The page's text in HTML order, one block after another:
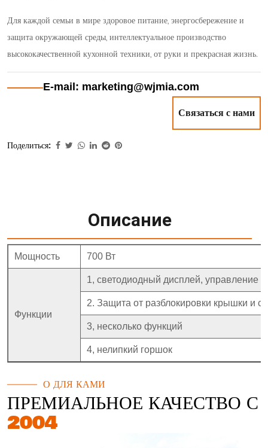
Для каждой семьи в мире здоровое питание, энергосбережение и
защита окружающей среды, интеллектуальное производство
высококачественной кухонной техники, от руки и прекрасная жизнь.
E-mail: marketing@wjmia.com
Связаться с нами
Поделиться:
Описание
Мощность 700 Вт
Функции
1, светодиодный дисплей, управление
2. Защита от разблокировки крышки и
3, несколько функций
4, нелипкий горшок
О ДЛЯ КАМИ
ПРЕМИАЛЬНОЕ КАЧЕСТВО С
2004